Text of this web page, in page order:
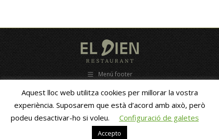
Menú footer
653838010 - eldien@eldien.com -- Copyright 2010 -ZigZag new
media- GastroAsesoramiento
Aquest lloc web utilitza cookies per millorar la vostra
experiència. Suposarem que està d’acord amb això, però
podeu desactivar-ho si voleu.
Configuració de galetes
Accepto
Español(Spanish)